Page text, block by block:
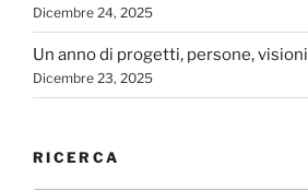
Dicembre 24, 2025
Un anno di progetti, persone, visioni
Dicembre 23, 2025
RICERCA